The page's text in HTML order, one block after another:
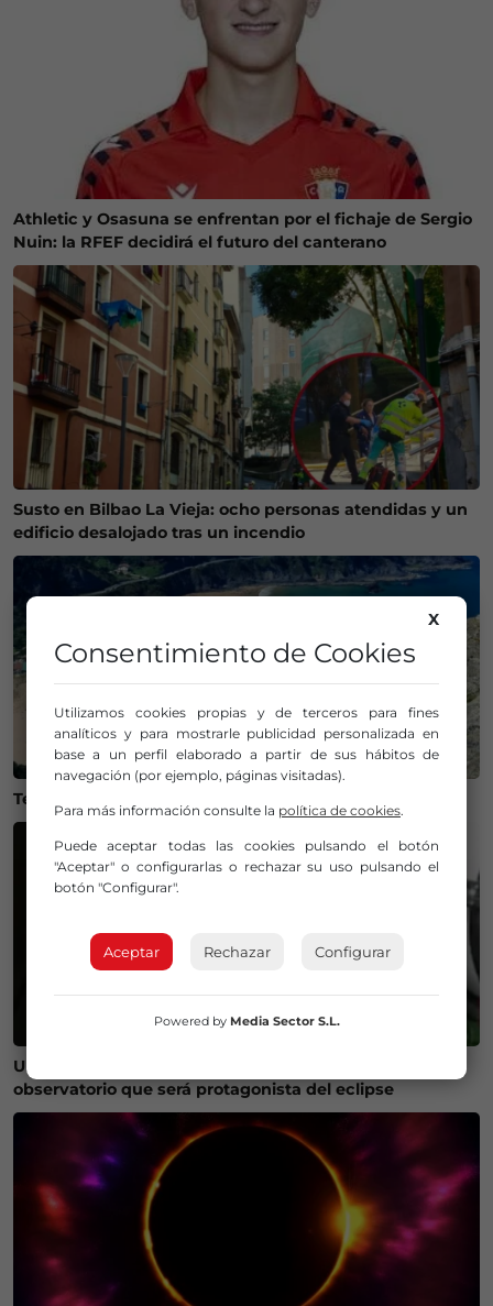
Athletic y Osasuna se enfrentan por el fichaje de Sergio
Nuin: la RFEF decidirá el futuro del canterano
Susto en Bilbao La Vieja: ocho personas atendidas y un
edificio desalojado tras un incendio
Temperaturas históricas del agua en el Mar Cantábrico
Un bilbaíno invierte 100.000 euros en crear un
observatorio que será protagonista del eclipse
X
Consentimiento de Cookies
Utilizamos cookies propias y de terceros para fines
analíticos y para mostrarle publicidad personalizada en
base a un perfil elaborado a partir de sus hábitos de
navegación (por ejemplo, páginas visitadas).
Para más información consulte la política de cookies.
Puede aceptar todas las cookies pulsando el botón
"Aceptar" o configurarlas o rechazar su uso pulsando el
botón "Configurar".
Aceptar Rechazar Configurar
Powered by Media Sector S.L.